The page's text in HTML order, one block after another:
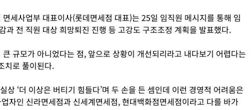
면세사업부 대표이사(롯데면세점 대표)는 25일 임직원 메시지를 통해 임
과 전 직원 대상 희망퇴진 진행 등 고강도 구조조정 계획을 발표했다.
규모가 아니었다는 점, 앞으로 상황이 개선되리라고 내다보기 어렵다는
치로 풀이된다.
상 ‘더 이상은 버티기 힘들다’며 두 손을 든 셈인데 이런 경영적 어려움은
자인 신라면세점과 신세계면세점, 현대백화점면세점이라고 다를 바가